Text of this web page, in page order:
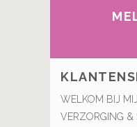
WELKOM BIJ
VERZORGING &